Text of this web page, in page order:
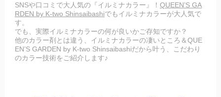
SNSや口コミで大人気の『イルミナカラー』！ QUEEN’S GA
RDEN by K-two Shinsaibashiでもイルミナカラーが大人気で
す。
でも、実際イルミナカラーの何が良いかご存知ですか？
他のカラー剤とは違う、イルミナカラーの凄いところ＆QUE
EN’S GARDEN by K-two Shinsaibashiだから叶う、こだわり
のカラー技術をご紹介します♪